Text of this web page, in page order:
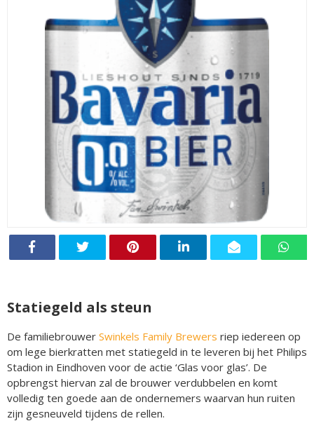
Statiegeld als steun
De familiebrouwer Swinkels Family Brewers riep iedereen op
om lege bierkratten met statiegeld in te leveren bij het Philips
Stadion in Eindhoven voor de actie ‘Glas voor glas’. De
opbrengst hiervan zal de brouwer verdubbelen en komt
volledig ten goede aan de ondernemers waarvan hun ruiten
zijn gesneuveld tijdens de rellen.